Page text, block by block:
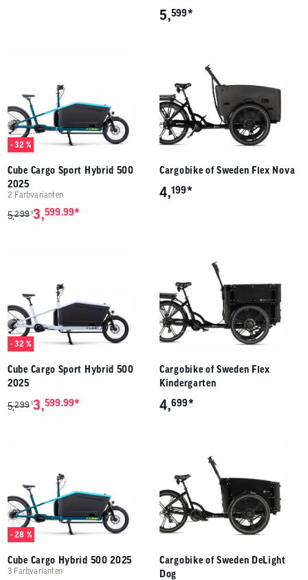
5,599*
- 32 %
Cube Cargo Sport Hybrid 500
2025
2 Farbvarianten
5,299 13,599.99*
Cargobike of Sweden Flex Nova
4,199*
- 32 %
Cube Cargo Sport Hybrid 500
2025
5,299 13,599.99*
Cargobike of Sweden Flex
Kindergarten
4,699*
- 28 %
Cube Cargo Hybrid 500 2025
3 Farbvarianten
Cargobike of Sweden DeLight
Dog